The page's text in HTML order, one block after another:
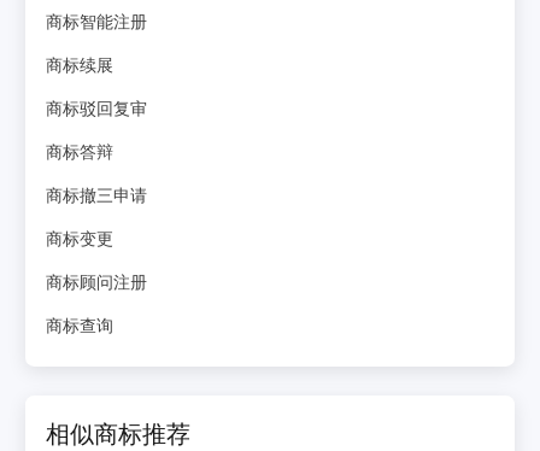
商标智能注册
商标续展
商标驳回复审
商标答辩
商标撤三申请
商标变更
商标顾问注册
商标查询
相似商标推荐